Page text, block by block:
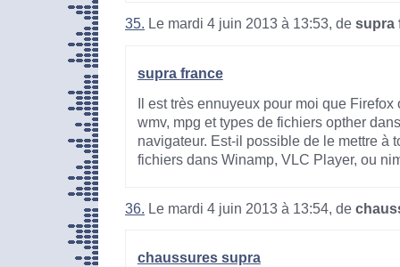
35. Le mardi 4 juin 2013 à 13:53, de supra
supra france
Il est très ennuyeux pour moi que
wmv, mpg et types de fichiers opther
navigateur. Est-il possible de le mettre à
fichiers dans Winamp, VLC Player, ou
36. Le mardi 4 juin 2013 à 13:54, de
chaussures supra